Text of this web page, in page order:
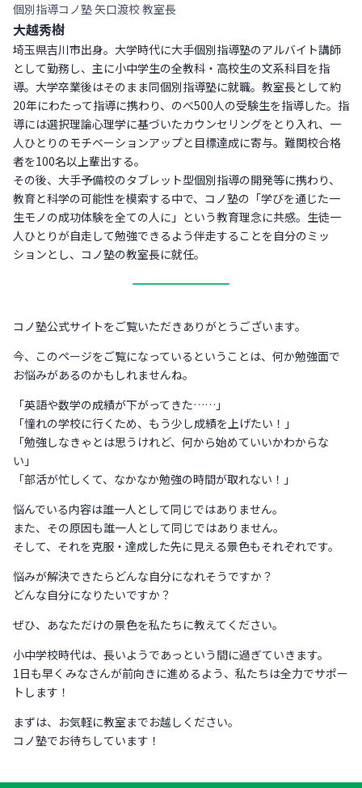
個別指導コノ塾 矢口渡校 教室長
大越秀樹
埼玉県吉川市出身。大学時代に大手個別指導塾のアルバイト講師
として勤務し、主に小中学生の全教科・高校生の文系科目を指
導。大学卒業後はそのまま同個別指導塾に就職。教室長として約
20年にわたって指導に携わり、のべ500人の受験生を指導した。指
導には選択理論心理学に基づいたカウンセリングをとり入れ、一
人ひとりのモチベーションアップと目標達成に寄与。難関校合格
者を100名以上輩出する。
その後、大手予備校のタブレット型個別指導の開発等に携わり、
教育と科学の可能性を模索する中で、コノ塾の「学びを通じた一
生モノの成功体験を全ての人に」という教育理念に共感。生徒一
人ひとりが自走して勉強できるよう伴走することを自分のミッ
ションとし、コノ塾の教室長に就任。
コノ塾公式サイトをご覧いただきありがとうございます。
今、このページをご覧になっているということは、何か勉強面で
お悩みがあるのかもしれませんね。
「英語や数学の成績が下がってきた……」
「憧れの学校に行くため、もう少し成績を上げたい！」
「勉強しなきゃとは思うけれど、何から始めていいかわからな
い」
「部活が忙しくて、なかなか勉強の時間が取れない！」
悩んでいる内容は誰一人として同じではありません。
また、その原因も誰一人として同じではありません。
そして、それを克服・達成した先に見える景色もそれぞれです。
悩みが解決できたらどんな自分になれそうですか？
どんな自分になりたいですか？
ぜひ、あなただけの景色を私たちに教えてください。
小中学校時代は、長いようであっという間に過ぎていきます。
1日も早くみなさんが前向きに進めるよう、私たちは全力でサポー
トします！
まずは、お気軽に教室までお越しください。
コノ塾でお待ちしています！